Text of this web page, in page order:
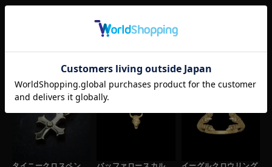
RELATED ITEM この商品の関連商品